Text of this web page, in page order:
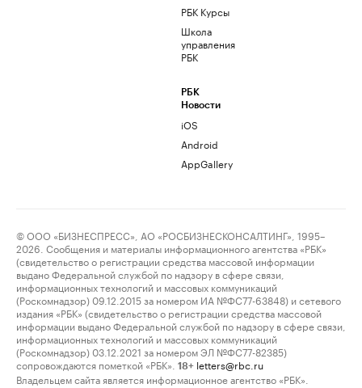
РБК Курсы
Школа
управления
РБК
РБК
Новости
iOS
Android
AppGallery
© ООО «БИЗНЕСПРЕСС», АО «РОСБИЗНЕСКОНСАЛТИНГ», 1995–
2026. Сообщения и материалы информационного агентства «РБК»
(свидетельство о регистрации средства массовой информации
выдано Федеральной службой по надзору в сфере связи,
информационных технологий и массовых коммуникаций
(Роскомнадзор) 09.12.2015 за номером ИА №ФС77-63848) и сетевого
издания «РБК» (свидетельство о регистрации средства массовой
информации выдано Федеральной службой по надзору в сфере связи,
информационных технологий и массовых коммуникаций
(Роскомнадзор) 03.12.2021 за номером ЭЛ №ФС77-82385)
сопровождаются пометкой «РБК».
18+ letters@rbc.ru
Владельцем сайта является информационное агентство «РБК».